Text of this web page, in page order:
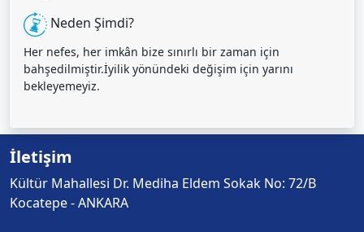
Neden Şimdi?
Her nefes, her imkân bize sınırlı bir zaman için
bahşedilmiştir.İyilik yönündeki değişim için yarını
bekleyemeyiz.
İletişim
Kültür Mahallesi Dr. Mediha Eldem Sokak No: 72/B
Kocatepe - ANKARA